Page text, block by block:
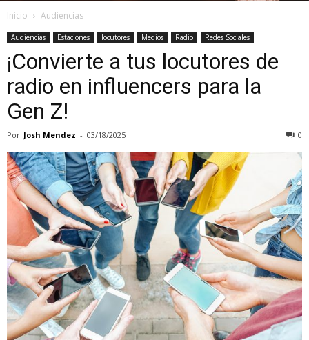
Inicio Audiencias
Audiencias Estaciones locutores Medios Radio Redes Sociales
¡Convierte a tus locutores de
radio en influencers para la
Gen Z!
Por Josh Mendez - 03/18/2025 0